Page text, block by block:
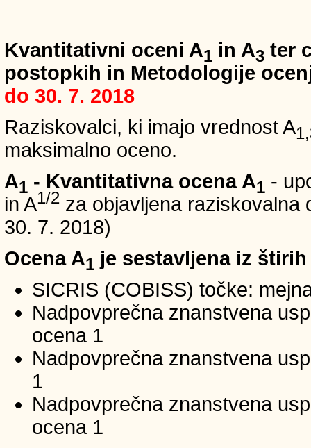
Kvantitativni oceni A1 in A3 ter
postopkih in Metodologije
do 30. 7. 2018
Raziskovalci, ki imajo vrednost A
maksimalno oceno.
A1 - Kvantitativna ocena A1 -
in A1/2 za objavljena raziskovalna
30. 7. 2018)
Ocena A1 je sestavljena iz
SICRIS (COBISS) točke:
Nadpovprečna znanstvena
ocena 1
Nadpovprečna znanstvena
1
Nadpovprečna znanstvena
ocena 1